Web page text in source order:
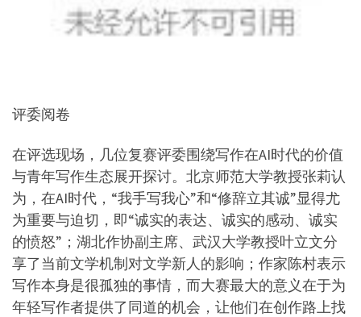
评委阅卷
在评选现场，几位复赛评委围绕写作在AI时代的价值
与青年写作生态展开探讨。北京师范大学教授张莉认
为，在AI时代，“我手写我心”和“修辞立其诚”显得尤
为重要与迫切，即“诚实的表达、诚实的感动、诚实
的愤怒”；湖北作协副主席、武汉大学教授叶立文分
享了当前文学机制对文学新人的影响；作家陈村表示
写作本身是很孤独的事情，而大赛最大的意义在于为
年轻写作者提供了同道的机会，让他们在创作路上找